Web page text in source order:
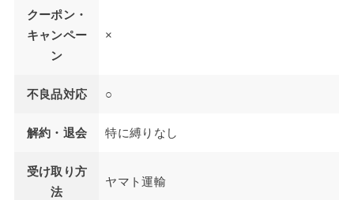
クーポン・
キャンペー
ン
×
不良品対応 ○
解約・退会 特に縛りなし
受け取り方
法
ヤマト運輸